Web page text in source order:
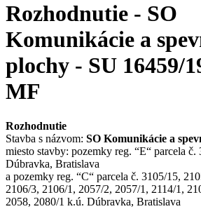
Rozhodnutie - SO
Komunikácie a
plochy - SU 16459/
MF
Rozhodnutie
Stavba s názvom: SO Komunikácie a
miesto stavby: pozemky reg. “E“ parcela
Dúbravka, Bratislava
a pozemky reg. “C“ parcela č. 3105/15,
2106/3, 2106/1, 2057/2, 2057/1, 2114/1,
2058, 2080/1 k.ú. Dúbravka, Bratislava